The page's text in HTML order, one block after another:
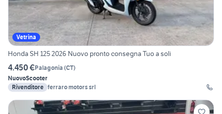
Vetrina
Honda SH 125 2026 Nuovo pronto consegna Tuo a soli
4.450 €Palagonia (CT)
NuovoScooter
Rivenditore ferraro motors srl